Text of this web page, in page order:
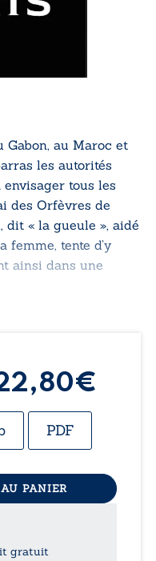
Gabon, au Maroc et
les autorités
tous les
des Orfèvres de
dit « la gueule », aidé
femme, tente d’y
ainsi dans une
€
PDF
PANIER
gratuit